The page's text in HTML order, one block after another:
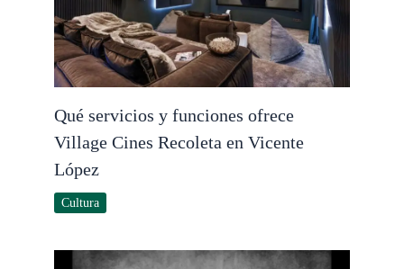
Qué servicios y funciones ofrece
Village Cines Recoleta en Vicente
López
Cultura